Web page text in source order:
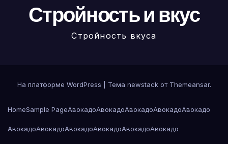
Стройность и вкус
Стройность вкуса
На платформе WordPress Тема newstack от Themeansar.
HomeSample PageАвокадоАвокадоАвокадоАвокадоАвокадо
АвокадоАвокадоАвокадоАвокадоАвокадоАвокадо